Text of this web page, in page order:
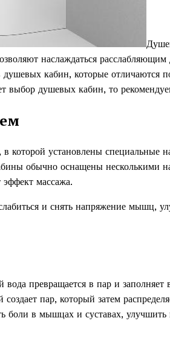
наслаждаться
кабин, которые отличаются
выбор душевых кабин, то
которой установлены специальные
обычно оснащены несколькими
эффект массажа.
и снять напряжение мышц,
превращается в пар и
пар, который затем
боли в мышцах и суставах,